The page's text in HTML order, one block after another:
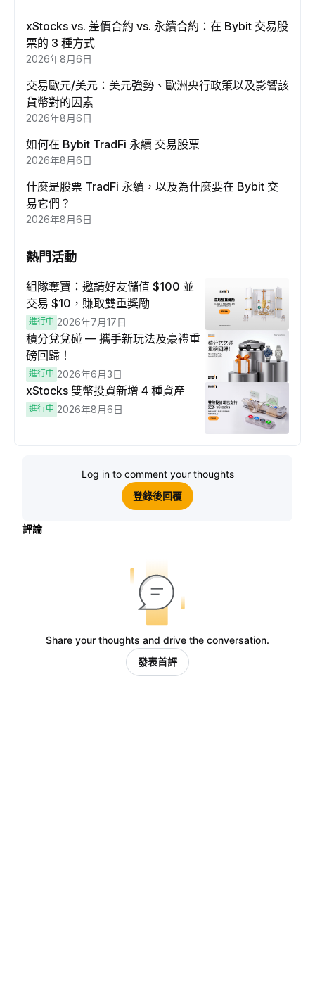
xStocks vs. 差價合約 vs. 永續合約：在 Bybit 交易股
票的 3 種方式
2026年8月6日
交易歐元/美元：美元強勢、歐洲央行政策以及影響該
貨幣對的因素
2026年8月6日
如何在 Bybit TradFi 永續 交易股票
2026年8月6日
什麼是股票 TradFi 永續，以及為什麼要在 Bybit 交
易它們？
2026年8月6日
熱門活動
組隊奪寶：邀請好友儲值 $100 並
交易 $10，賺取雙重獎勵
進行中 2026年7月17日
積分兌兌碰 — 攜手新玩法及豪禮重
磅回歸！
進行中 2026年6月3日
xStocks 雙幣投資新增 4 種資產
進行中 2026年8月6日
Log in to comment your thoughts
登錄後回覆
評論
Share your thoughts and drive the conversation.
發表首評